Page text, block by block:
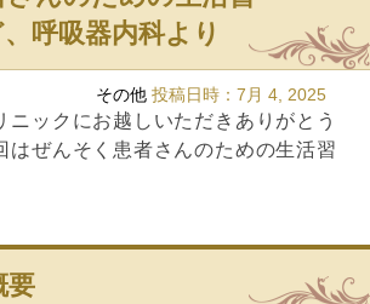
呼吸器内科より
その他 投稿日時：7月 4, 2025
ニックにお越しいただきありがとう
はぜんそく患者さんのための生活習
要